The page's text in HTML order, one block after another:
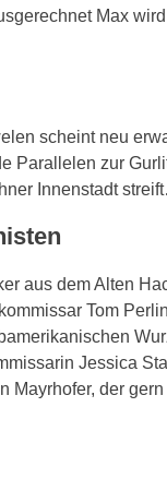
Max
scheint neu
Parallelen zur
Innenstadt
aus dem Alten
Tom
Jessica
Mayrhofer, der